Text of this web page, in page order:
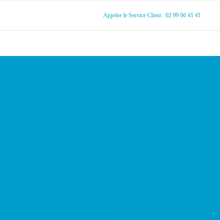
Appeler le Service Client : 02 99 66 41 41